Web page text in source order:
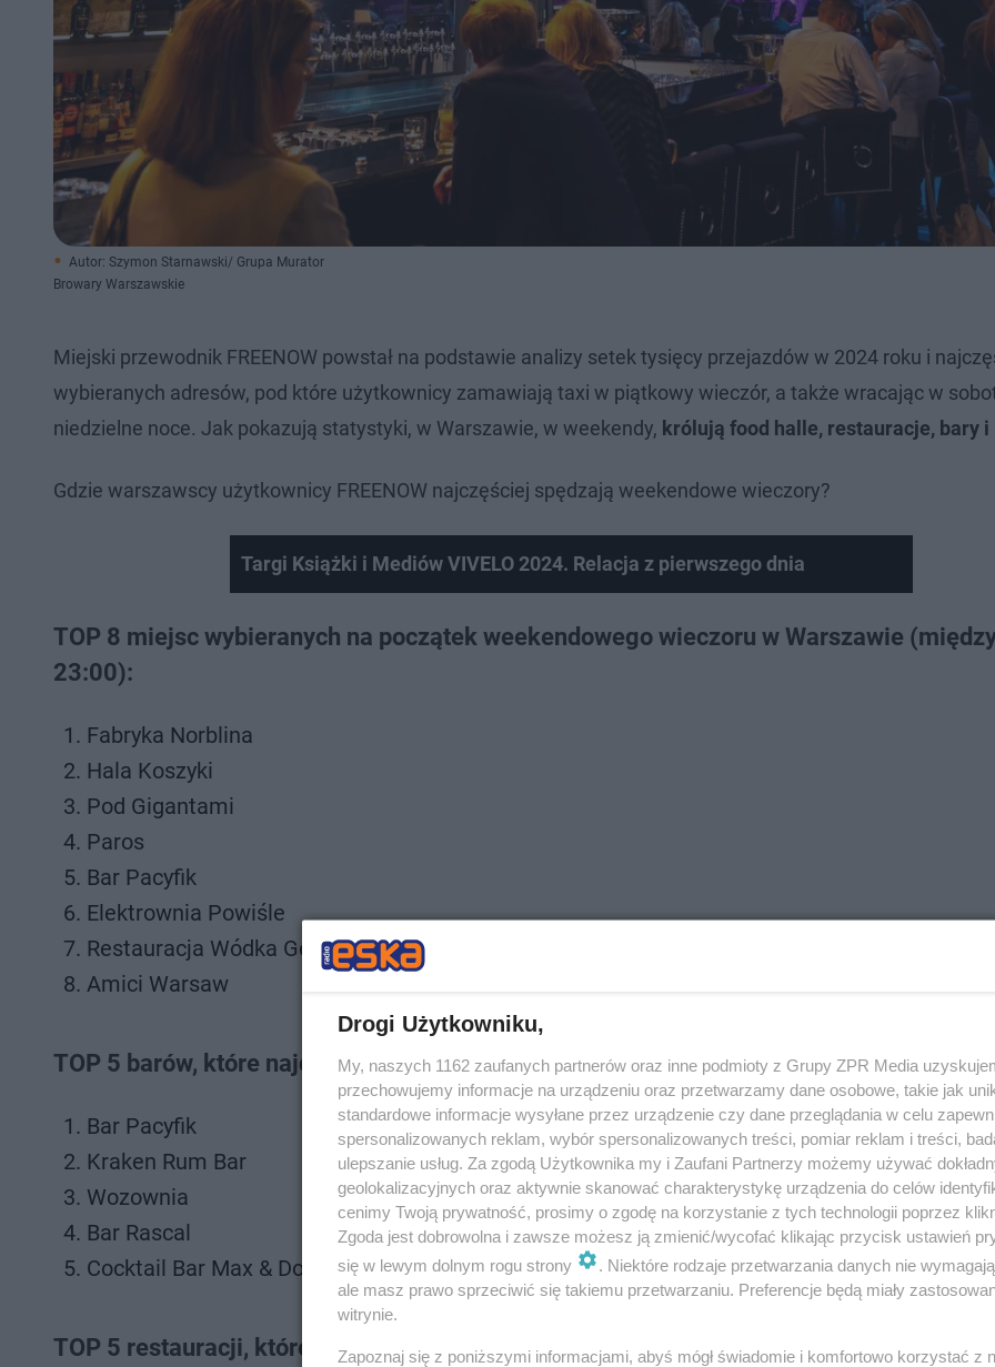
Autor: Szymon Starnawski/ Grupa Murator
Browary Warszawskie
Miejski przewodnik FREENOW powstał na podstawie analizy setek tysięcy przejazdów w 2024 roku i
wybieranych adresów, pod które użytkownicy zamawiają taxi w piątkowy wieczór, a także wracając w
niedzielne noce. Jak pokazują statystyki, w Warszawie, w weekendy, królują food halle, restauracje, bary i
Gdzie warszawscy użytkownicy FREENOW najczęściej spędzają weekendowe wieczory?
Targi Książki i Mediów VIVELO 2024. Relacja z pierwszego dnia
TOP 8 miejsc wybieranych na początek weekendowego wieczoru w Warszawie
23:00):
Fabryka Norblina
Hala Koszyki
Pod Gigantami
Paros
Bar Pacyfik
Elektrownia Powiśle
Restauracja Wódka Gessler na Widelcu
Amici Warsaw
TOP 5 barów, które najczęściej wybierają mieszkańcy:
Bar Pacyfik
Kraken Rum Bar
Wozownia
Bar Rascal
Cocktail Bar Max & Dom Whisky
TOP 5 restauracji, które najczęściej odwiedzają:
Drogi Użytkowniku,
My, naszych 1162 zaufanych partnerów oraz inne podmioty z Grupy ZPR Media
przechowujemy informacje na urządzeniu oraz przetwarzamy dane osobowe, takie jak
standardowe informacje wysyłane przez urządzenie czy dane przeglądania w celu
spersonalizowanych reklam, wybór spersonalizowanych treści, pomiar reklam i treści,
ulepszanie usług. Za zgodą Użytkownika my i Zaufani Partnerzy możemy używać
geolokalizacyjnych oraz aktywnie skanować charakterystykę urządzenia do celów
cenimy Twoją prywatność, prosimy o zgodę na korzystanie z tych technologii poprzez
Zgoda jest dobrowolna i zawsze możesz ją zmienić/wycofać klikając przycisk ustawień
się w lewym dolnym rogu strony
. Niektóre rodzaje przetwarzania danych nie
ale masz prawo sprzeciwić się takiemu przetwarzaniu. Preferencje będą miały
witrynie.
Zapoznaj się z poniższymi informacjami, abyś mógł świadomie i komfortowo korzystać z